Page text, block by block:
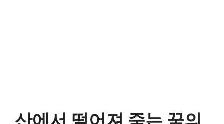
산에서 떨어져 죽는 꿈의